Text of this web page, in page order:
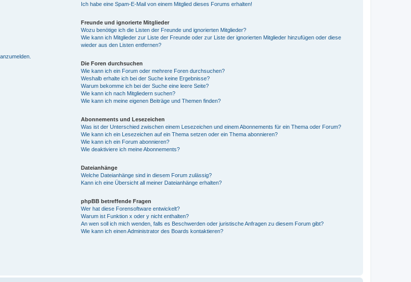
Ich habe eine Spam-E-Mail von einem Mitglied dieses Forums erhalten!
Freunde und ignorierte Mitglieder
Wozu benötige ich die Listen der Freunde und ignorierten Mitglieder?
Wie kann ich Mitglieder zur Liste der Freunde oder zur Liste der ignorierten Mitglieder hinzufügen oder diese
wieder aus den Listen entfernen?
Die Foren durchsuchen
Wie kann ich ein Forum oder mehrere Foren durchsuchen?
Weshalb erhalte ich bei der Suche keine Ergebnisse?
Warum bekomme ich bei der Suche eine leere Seite?
Wie kann ich nach Mitgliedern suchen?
Wie kann ich meine eigenen Beiträge und Themen finden?
Abonnements und Lesezeichen
Was ist der Unterschied zwischen einem Lesezeichen und einem Abonnements für ein Thema oder Forum?
Wie kann ich ein Lesezeichen auf ein Thema setzen oder ein Thema abonnieren?
Wie kann ich ein Forum abonnieren?
Wie deaktiviere ich meine Abonnements?
Dateianhänge
Welche Dateianhänge sind in diesem Forum zulässig?
Kann ich eine Übersicht all meiner Dateianhänge erhalten?
phpBB betreffende Fragen
Wer hat diese Forensoftware entwickelt?
Warum ist Funktion x oder y nicht enthalten?
An wen soll ich mich wenden, falls es Beschwerden oder juristische Anfragen zu diesem Forum gibt?
Wie kann ich einen Administrator des Boards kontaktieren?